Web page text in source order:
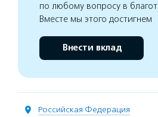
по любому вопросу в
Вместе мы этого достигнем
Внести вклад
Российская Федерация